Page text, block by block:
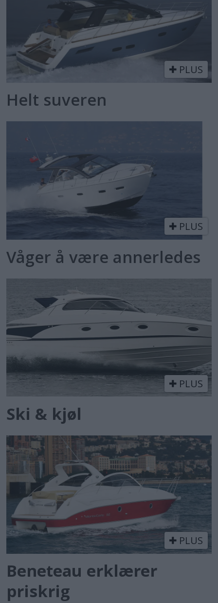
PLUS
Helt suveren
PLUS
Våger å være annerledes
PLUS
Ski & kjøl
PLUS
Beneteau erklærer
priskrig